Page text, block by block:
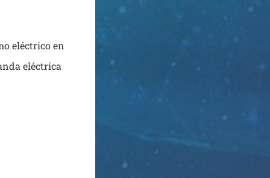
eléctrico en
eléctrica